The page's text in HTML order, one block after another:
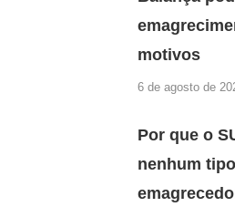
motivos
6 de agosto de
Por que o
nenhum